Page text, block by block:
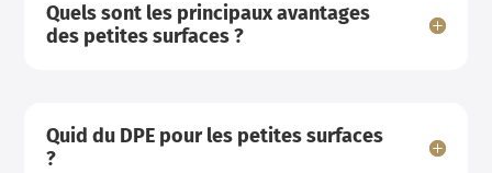
Quels sont les principaux avantages
des petites surfaces ?
Quid du DPE pour les petites surfaces
?